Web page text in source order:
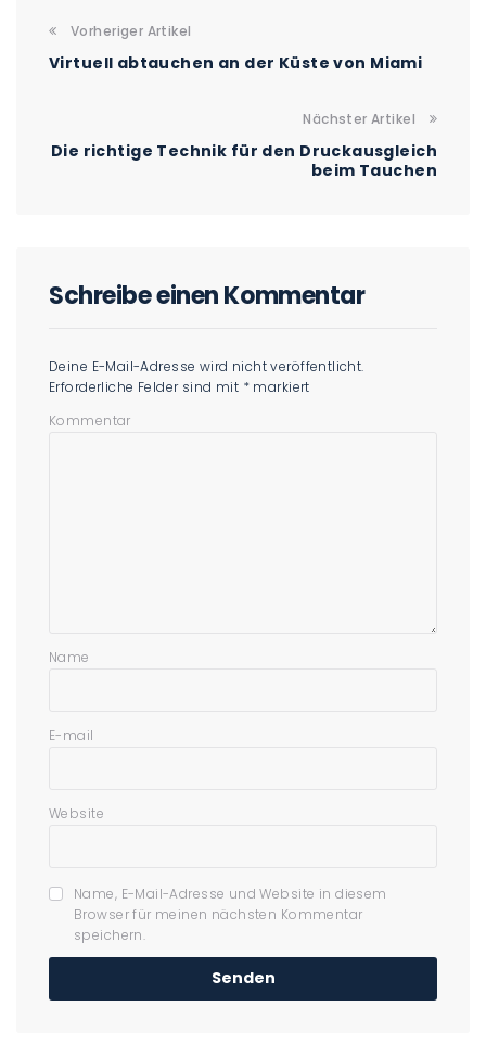
Vorheriger Artikel
Virtuell abtauchen an der Küste von Miami
Nächster Artikel
Die richtige Technik für den Druckausgleich
beim Tauchen
Schreibe einen Kommentar
Deine E-Mail-Adresse wird nicht veröffentlicht.
Erforderliche Felder sind mit * markiert
Kommentar
Name
E-mail
Website
Name, E-Mail-Adresse und Website in diesem
Browser für meinen nächsten Kommentar
speichern.